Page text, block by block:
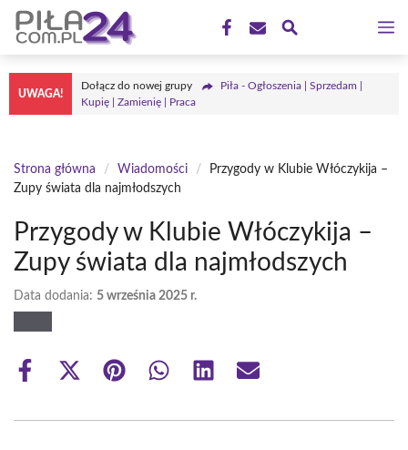
Przejdź
treści
UWAGA!
Dołącz do nowej grupy
Piła - Ogłoszenia | Sprzedam |
Kupię | Zamienię | Praca
Strona główna / Wiadomości /
Przygody w Klubie Włóczykija –
Zupy świata dla najmłodszych
Przygody w Klubie Włóczykija –
Zupy świata dla najmłodszych
Data dodania: 5 września 2025 r.
Share
Share
(Twitter)
Share Share Share Share